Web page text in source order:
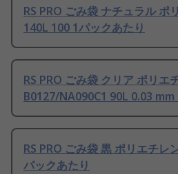
RS PRO ごみ袋 ナチュラル ポ
140L 100 1パックあたり
RS PRO ごみ袋 クリア ポリエ
B0127/NA090C1 90L 0.03 mm
RS PRO ごみ袋 黒 ポリエチレ
パックあたり